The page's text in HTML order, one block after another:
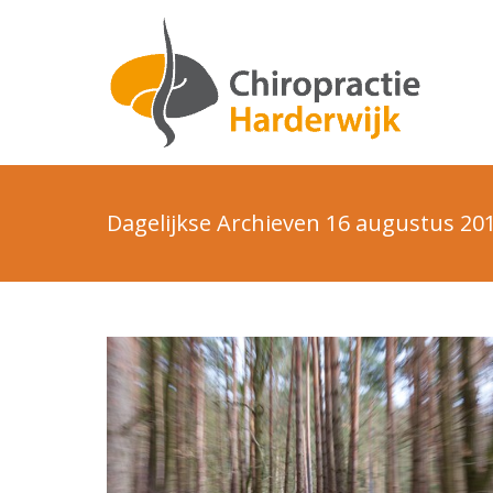
Dagelijkse Archieven 16 augustus